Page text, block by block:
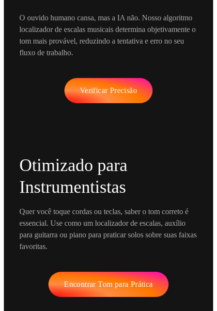
O ouvido humano cansa, mas a IA não. Nosso algoritmo
localizador de escalas musicais determina objetivamente o
tom mais provável, reduzindo a tentativa e erro no seu
fluxo de trabalho.
Verificar Precisão
Otimizado para
Instrumentistas
Quer você toque cordas ou teclas, saber o tom correto é
essencial. Use como um localizador de escalas, auxílio
para guitarra ou piano para praticar solos sobre suas faixas
favoritas.
Encontrar Tom para Prática